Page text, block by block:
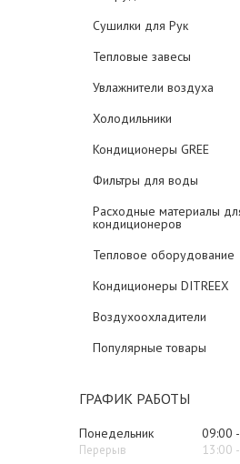
Сушилки для Рук
Тепловые завесы
Увлажнители воздуха
Холодильники
Кондиционеры GREE
Фильтры для воды
Расходные материалы
кондиционеров
Тепловое оборудование
Кондиционеры DITREEX
Воздухоохладители
Популярные товары
ГРАФИК РАБОТЫ
Понедельник 09:00
13:00